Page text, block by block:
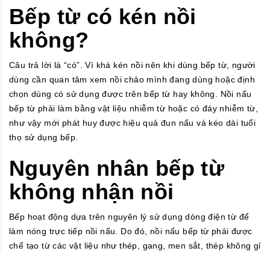
Bếp từ có kén nồi
không?
Câu trả lời là “có”. Vì khá kén nồi nên khi dùng bếp từ, người
dùng cần quan tâm xem nồi chảo mình đang dùng hoặc định
chọn dùng có sử dụng được trên bếp từ hay không. Nồi nấu
bếp từ phải làm bằng vật liệu nhiễm từ hoặc có đáy nhiễm từ,
như vậy mới phát huy được hiệu quả đun nấu và kéo dài tuổi
thọ sử dụng bếp.
Nguyên nhân bếp từ
không nhận nồi
Bếp hoạt động dựa trên nguyên lý sử dụng dòng điện từ để
làm nóng trực tiếp nồi nấu. Do đó, nồi nấu bếp từ phải được
chế tạo từ các vật liệu như thép, gang, men sắt, thép không gỉ